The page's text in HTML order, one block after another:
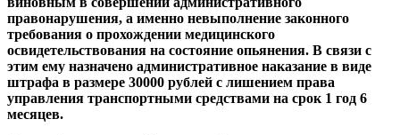
правонарушения, а именно невыполнение законного
требования о прохождении медицинского
освидетельствования на состояние опьянения. В связи с
этим ему назначено административное наказание в виде
штрафа в размере 30000 рублей с лишением права
управления транспортными средствами на срок 1 год 6
месяцев.